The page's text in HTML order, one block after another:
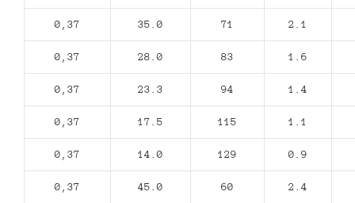
0,37 35.0 71 2.1
0,37 28.0 83 1.6
0,37 23.3 94 1.4
0,37 17.5 115 1.1
0,37 14.0 129 0.9
0,37 45.0 60 2.4